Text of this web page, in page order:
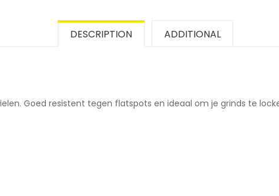
DESCRIPTION ADDITIONAL
Goed resistent tegen flatspots en ideaal om je grinds te